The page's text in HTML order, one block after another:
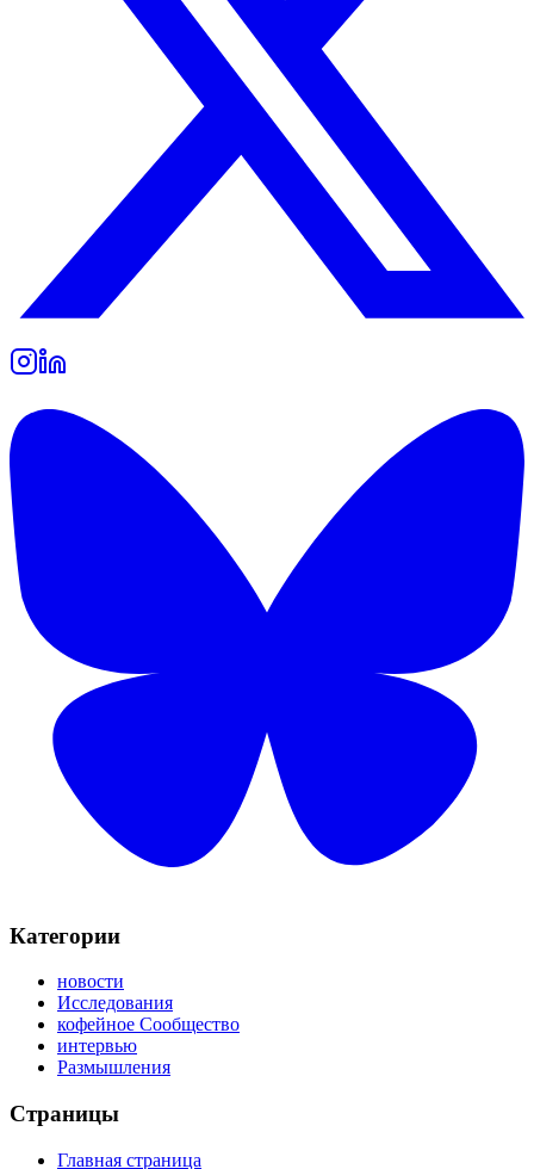
Категории
новости
Исследования
кофейное Сообщество
интервью
Размышления
Страницы
Главная страница